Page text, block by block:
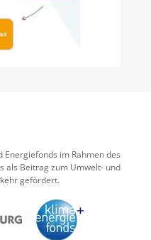
Energiefonds im Rahmen des
als Beitrag zum Umwelt- und
gefördert.